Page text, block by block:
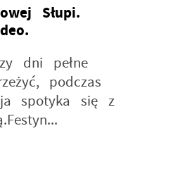
Słupi.
dni pełne
podczas
spotyka się z